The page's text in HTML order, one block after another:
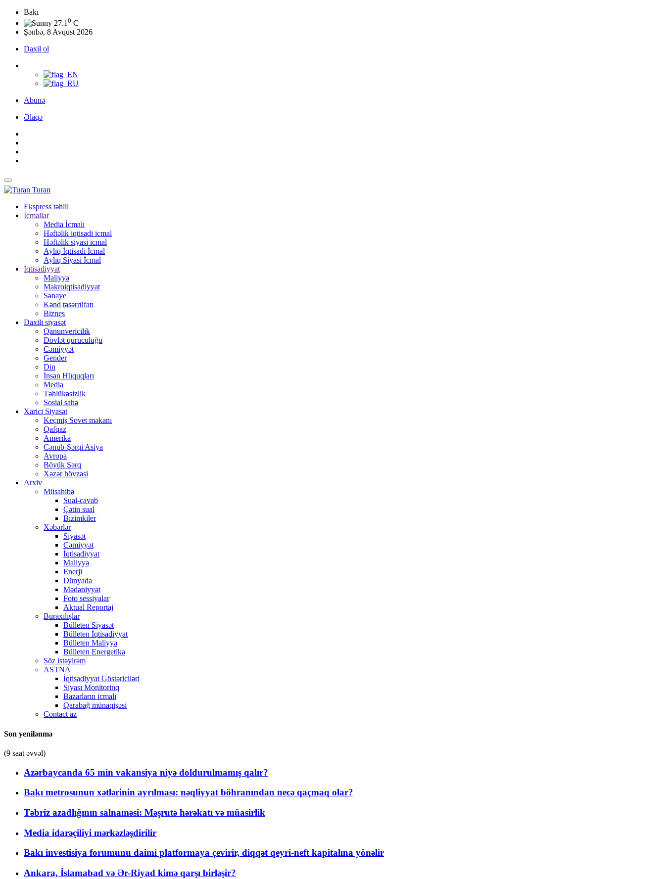
Bakı
27.1 0 C
Şənbə, 8 Avqust 2026
Daxil ol
Abunə
Əlaqə
Turan
Ekspress təhlil
İcmallar
Media İcmalı
Həftəlik iqtisadi icmal
Həftəlik siyasi icmal
Aylıq İqtisadi İcmal
Aylıq Siyasi İcmal
İqtisadiyyat
Maliyyə
Makroiqtisadiyyat
Sənaye
Kənd təsərrüfatı
Biznes
Daxili siyasət
Qanunvericilik
Dövlət quruculuğu
Cəmiyyət
Gender
Din
İnsan Hüquqları
Media
Təhlükəsizlik
Sosial sahə
Xarici Siyasət
Keçmiş Sovet məkanı
Qafqaz
Amerika
Cənub-Şərqi Asiya
Avropa
Böyük Şərq
Xəzər hövzəsi
Arxiv
Müsahibə
Sual-cavab
Çətin sual
Bizimkiler
Xəbərlər
Siyasət
Cəmiyyət
İqtisadiyyat
Maliyyə
Enerji
Dünyada
Mədəniyyət
Foto sessiyalar
Aktual Reportaj
Buraxılışlar
Bülleten Siyasət
Bülleten İqtisadiyyat
Bülleten Maliyyə
Bülleten Energetika
Söz istəyirəm
ASTNA
İqtisadiyyat Göstəriciləri
Siyası Monitorinq
Bazarların icmalı
Qarabağ münaqişəsi
Contact az
Son yenilənmə
(9 saat əvvəl)
Azərbaycanda 65 min vakansiya niyə doldurulmamış qalır?
Bakı metrosunun xətlərinin ayrılması: nəqliyyat böhranından necə qaçmaq olar?
Təbriz azadlığının salnaməsi: Məşrutə hərəkatı və müasirlik
Media idarəçiliyi mərkəzləşdirilir
Bakı investisiya forumunu daimi platformaya çevirir, diqqət qeyri-neft kapitalına yönəlir
Ankara, İslamabad və Ər-Riyad kimə qarşı birləşir?